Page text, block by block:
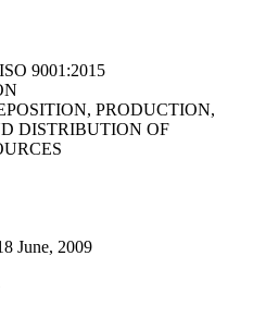
9001:2015
PRODUCTION,
DISTRIBUTION OF
June, 2009